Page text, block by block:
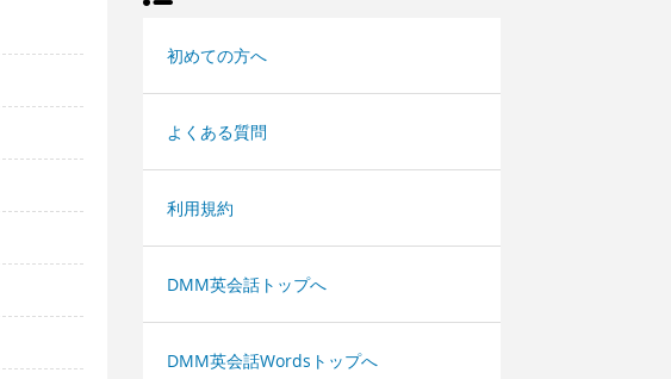
初めての方へ
よくある質問
利用規約
DMM英会話トップへ
DMM英会話Wordsトップへ